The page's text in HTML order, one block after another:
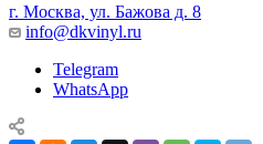
г. Москва, ул. Бажова д. 8
info@dkvinyl.ru
Telegram
WhatsApp